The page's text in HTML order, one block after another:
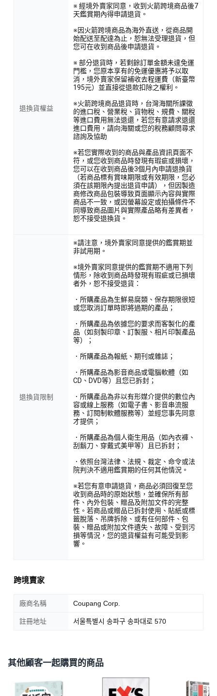
退換貨權益
※ 經境外賣家同意，收到火箭跨境商品後7
天鑑賞期內得申請退貨。
※因火箭跨境商品為海外直送，從商品開
始配送至配達為止，恕無法受理退貨，但
您可在收到商品後申請退貨。
※ 部分退貨時，若剩餘訂單金額未達免運
門檻，您原本享有的免運優惠將予以取
消，境外賣家保留補收去程運費（新臺幣
195元）並直接從退款扣除之權利。
※火箭跨境商品退貨時，台灣海關所課徵
的進口稅、營業稅、貨物稅、規費、關稅
等進口費用無法退還，若您有意請求退還
進口費用，請向海關或您的稅務顧問尋求
諮詢及協助
※若您實際收到的商品與產品資訊頁面不
符，或您收到商品時發現有瑕疵或損壞，
您可以在收到商品後3個月內申請退換貨
（若商品標有賞味期限或有效期限，您必
須在該期限內提出退貨申請），但因製造
商修改商品包裝導致頁面顯示內容與實際
商品不一致，或因螢幕設定或拍攝條件不
同導致商品圖片與實際產品略有差異者，
恕不接受退換貨。
退換貨限制
※請注意，境外賣家同意提供的鑑賞期並
非試用期。
※境外賣家同意提供的鑑賞期不適用下列
情形，除收到商品時發現有瑕疵或已損壞
者外，恕不接受退貨：
．所購產品為生鮮易腐類、保存期限很短
或您取消訂單時即將過期的產品；
．所購產品為依據您的要求而客製化的產
品（如刻製印章、訂製服、相片印製產品
等）；
．所購產品為報紙、期刊或雜誌；
．所購產品為影音商品或電腦軟體（如
CD、DVD等）且您已拆封；
．所購產品為非以有形媒介提供的數位內
容或線上服務（如電子書、影音串流服
務、訂閱制軟體服務等）並經您事先同意
才提供；
．所購產品為個人衛生用品（如內衣褲、
刮鬍刀、穿戴式美甲等）且已拆封；
．依照台灣法律、法規、裁定、命令或法
院判決不適用鑑賞期的任何其他情況。
※若您有意申請退貨，商品必須回復至您
收到商品時的原始狀態，並確保所有部
件、內外包裝、贈品及附加文件的完整
性。若商品或贈品已拆封使用、貼紙或標
籤脫落、吊牌拆除、或有任何部件、包
裝、贈品或附加文件遺失、故障、受到污
損等情況，您的退貨權益有可能受到影
響。
跨境賣家
廠商名稱 Coupang Corp.
註冊地址 서울특별시 송파구 송파대로 570
其他顧客一起購買的商品